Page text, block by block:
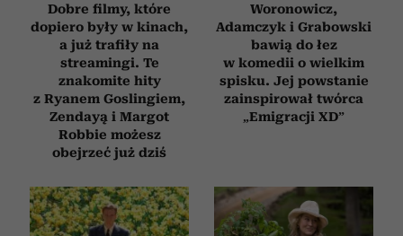
Dobre filmy, które
dopiero były w kinach,
a już trafiły na
streamingi. Te
znakomite hity
z Ryanem Goslingiem,
Zendayą i Margot
Robbie możesz
obejrzeć już dziś
Woronowicz,
Adamczyk i Grabowski
bawią do łez
w komedii o wielkim
spisku. Jej powstanie
zainspirował twórca
„Emigracji XD”